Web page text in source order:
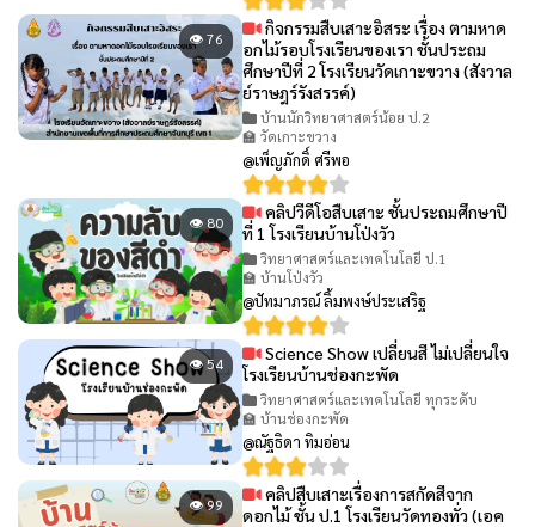
👁 76
กิจกรรมสืบเสาะอิสระ เรื่อง ตามหาด
อกไม้รอบโรงเรียนของเรา ชั้นประถม
ศึกษาปีที่ 2 โรงเรียนวัดเกาะขวาง (สังวาล
ย์ราษฎร์รังสรรค์)
บ้านนักวิทยาศาสตร์น้อย ป.2
🏫 วัดเกาะขวาง
@เพ็ญภักดิ์ ศรีพอ
👁 80
คลิปวีดีโอสืบเสาะ ชั้นประถมศึกษาปี
ที่ 1 โรงเรียนบ้านโป่งวัว
วิทยาศาสตร์และเทคโนโลยี ป.1
🏫 บ้านโป่งวัว
@ปัทมาภรณ์ ลิ้มพงษ์ประเสริฐ
👁 54
Science Show เปลี่ยนสี ไม่เปลี่ยนใจ
โรงเรียนบ้านช่องกะพัด
วิทยาศาสตร์และเทคโนโลยี ทุกระดับ
🏫 บ้านช่องกะพัด
@ณัฐธิดา ทิมอ่อน
👁 99
คลิปสืบเสาะเรื่องการสกัดสีจาก
ดอกไม้ ชั้น ป.1 โรงเรียนวัดทองทั่ว (เอค